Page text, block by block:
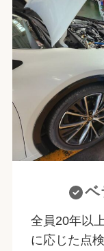
ベ
全員20年以
に応じた点